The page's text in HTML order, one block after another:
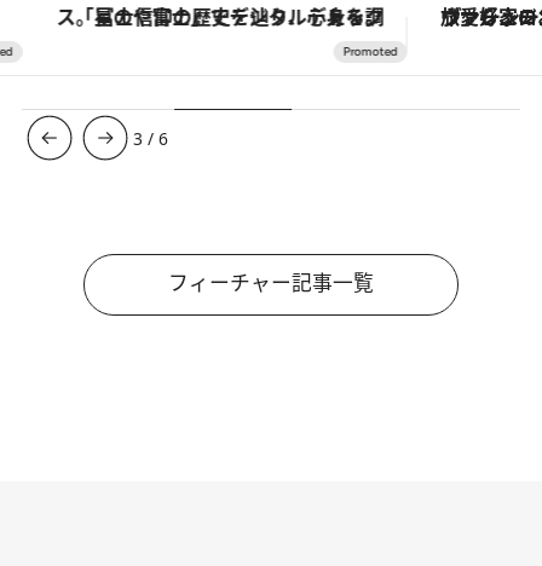
「星のや富士」でデジタルデトックス。冨士信仰の歴史を辿り、心身を調える。 ヴァシュロン・コンスタンタ
3 /6
フィーチャー記事一覧